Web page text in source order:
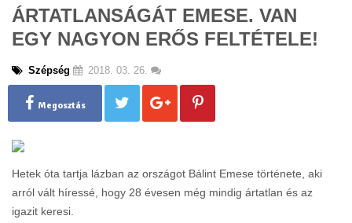
ÁRTATLANSÁGÁT EMESE. VAN
EGY NAGYON ERŐS FELTÉTELE!
Szépség 2018. 03. 26.
Megosztás
Hetek óta tartja lázban az országot Bálint Emese története, aki
arról vált híressé, hogy 28 évesen még mindig ártatlan és az
igazit keresi.